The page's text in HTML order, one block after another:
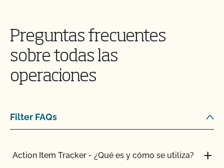
Preguntas frecuentes
sobre todas las
operaciones
Filter FAQs
Action Item Tracker - ¿Qué es y cómo se utiliza?
¿Puedo utilizar semillas tratadas?
¿Pueden pastar animales no orgánicos en tierras
orgánicas?
orgánicos?